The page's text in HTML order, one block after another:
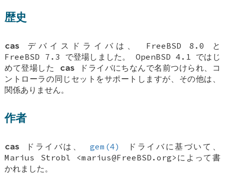
歴史
cas デバイスドライバは、 FreeBSD 8.0 と
FreeBSD 7.3 で登場しました。 OpenBSD 4.1
ではじ
めて登場した cas ドライバにちなんで名前つけられ、コ
ントローラの同じセットをサポートしますが、その他は、
関係ありません。
作者
cas ドライバは、 gem(4)
ドライバに基づいて、
Marius Strobl <marius@FreeBSD.org>によって書
かれました。